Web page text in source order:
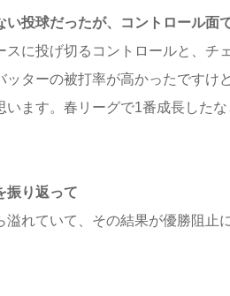
投球だったが、コントロール面
に投げ切るコントロールと、チ
ターの被打率が高かったですけ
ます。春リーグで1番成長した
振り返って
れていて、その結果が優勝阻止